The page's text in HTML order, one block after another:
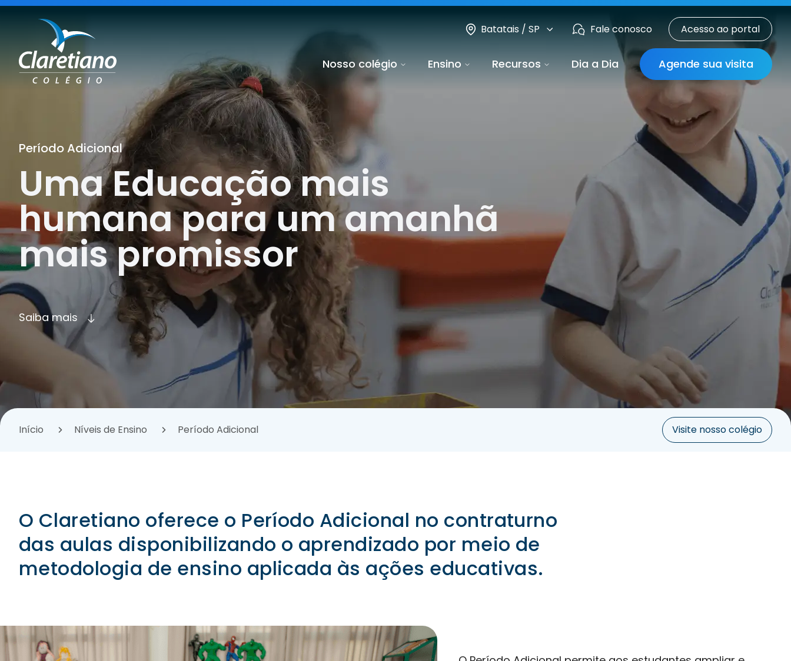
Batatais / SP Fale conosco Acesso ao portal
Nosso colégio Ensino Recursos Dia a Dia Agende sua visita
Período Adicional
Uma Educação mais
humana para um amanhã
mais promissor
Saiba mais
Início Níveis de Ensino Período Adicional Visite nosso colégio
O Claretiano oferece o Período Adicional no contraturno
das aulas disponibilizando o aprendizado por meio de
metodologia de ensino aplicada às ações educativas.